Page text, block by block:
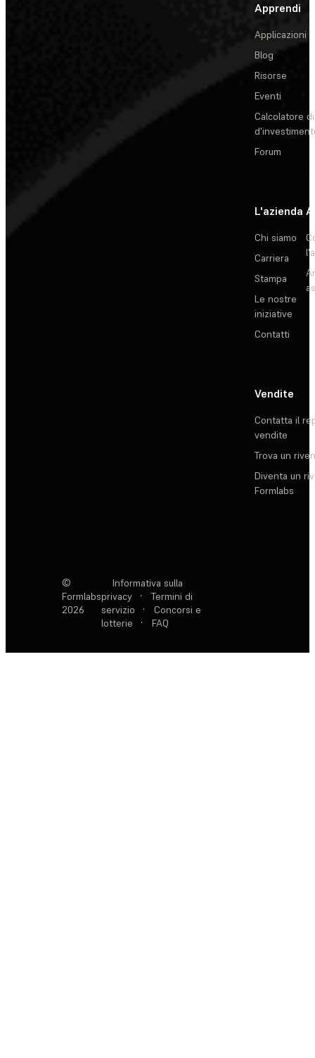
Apprendi
Applicazioni
Blog
Risorse
Eventi
Calcolatore
Forum
L'azienda
Chi siamo
Carriera
Stampa
Le nostre
iniziative
Contatti
Vendite
Contatta il
vendite
Trova un
Diventa un
Formlabs
©
Formlabs
2026
Informativa sulla
privacy
·
Termini di
servizio
·
Concorsi e
lotterie
· FAQ